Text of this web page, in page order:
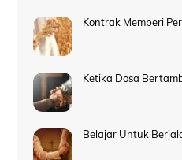
Kontrak Memberi
Ketika Dosa
Belajar Untuk